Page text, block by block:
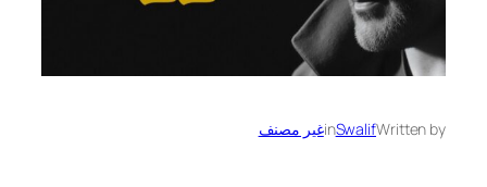
Written by
Swalif
inغير مصنف